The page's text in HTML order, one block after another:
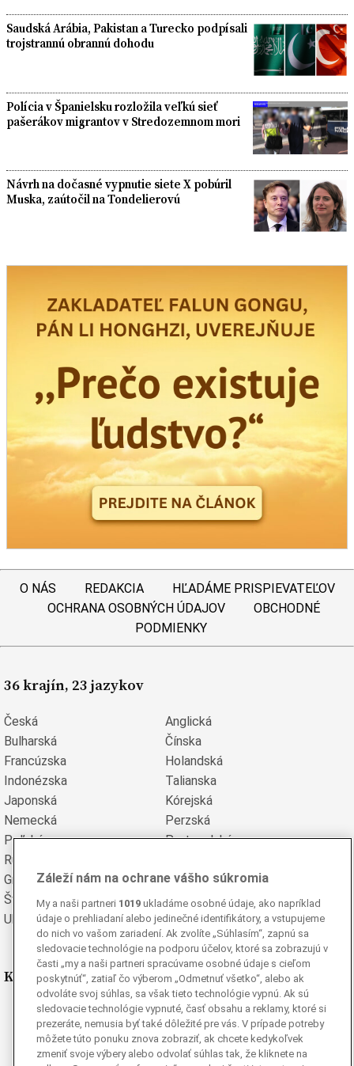
Saudská Arábia, Pakistan a Turecko podpísali
trojstrannú obrannú dohodu
Polícia v Španielsku rozložila veľkú sieť
pašerákov migrantov v Stredozemnom mori
Návrh na dočasné vypnutie siete X pobúril
Muska, zaútočil na Tondelierovú
O NÁS REDAKCIA
HĽADÁME PRISPIEVATEĽOV
OCHRANA OSOBNÝCH ÚDAJOV
OBCHODNÉ
PODMIENKY
36 krajín, 23 jazykov
Česká
Anglická
Bulharská
Čínska
Francúzska
Holandská
Indonézska
Talianska
Japonská
Kórejská
Nemecká
Perzská
Poľská
Portugalská
Rumunská
Grécka
Španielska
Švédska
Turecká
Ukrajinská
Vietnamská
Kde nás nájdete
Facebook
Instagram
Ganjing
Záleží nám na ochrane vášho súkromia
My a naši partneri 1019 ukladáme osobné údaje, ako napríklad
údaje o prehliadaní alebo jedinečné identifikátory, a vstupujeme
do nich vo vašom zariadení. Ak zvolíte „Súhlasím“, zapnú sa
sledovacie technológie na podporu účelov, ktoré sa zobrazujú v
časti „my a naši partneri spracúvame osobné údaje s cieľom
poskytnúť“, zatiaľ čo výberom „Odmetnuť všetko“, alebo ak
odvoláte svoj súhlas, sa však tieto technológie vypnú. Ak sú
sledovacie technológie vypnuté, časť obsahu a reklamy, ktoré si
prezeráte, nemusia byť také dôležité pre vás. V prípade potreby
môžete túto ponuku znova zobraziť, ak chcete kedykoľvek
zmeniť svoje výbery alebo odvolať súhlas tak, že kliknete na